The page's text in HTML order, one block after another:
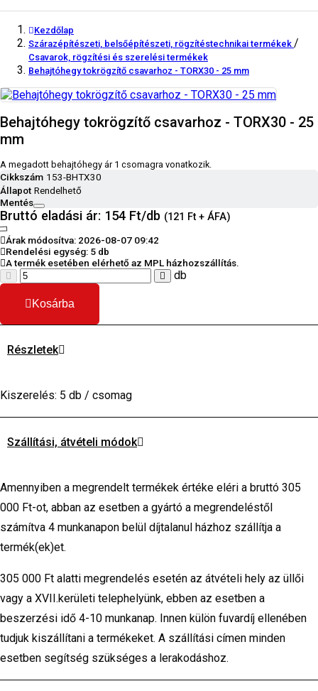
Kezdőlap
Szárazépítészeti, belsőépítészeti, rögzítéstechnikai termékek /
Csavarok, rögzítési és szerelési termékek
Behajtóhegy tokrögzítő csavarhoz - TORX30 - 25 mm
Behajtóhegy tokrögzítő csavarhoz - TORX30 - 25
mm
A megadott behajtóhegy ár 1 csomagra vonatkozik.
Cikkszám 153-BHTX30
Állapot Rendelhető
Mentés
Bruttó eladási ár: 154 Ft/db (121 Ft + ÁFA)
Árak módosítva: 2026-08-07 09:42
Rendelési egység: 5 db
A termék esetében elérhető az MPL házhozszállítás.
db
Kosárba
Részletek
Kiszerelés: 5 db / csomag
Szállítási, átvételi módok
Amennyiben a megrendelt termékek értéke eléri a bruttó 305
000 Ft-ot, abban az esetben a gyártó a megrendeléstől
számítva 4 munkanapon belül díjtalanul házhoz szállítja a
termék(ek)et.
305 000 Ft alatti megrendelés esetén az átvételi hely az üllői
vagy a XVII.kerületi telephelyünk, ebben az esetben a
beszerzési idő 4-10 munkanap. Innen külön fuvardíj ellenében
tudjuk kiszállítani a termékeket. A szállítási címen minden
esetben segítség szükséges a lerakodáshoz.